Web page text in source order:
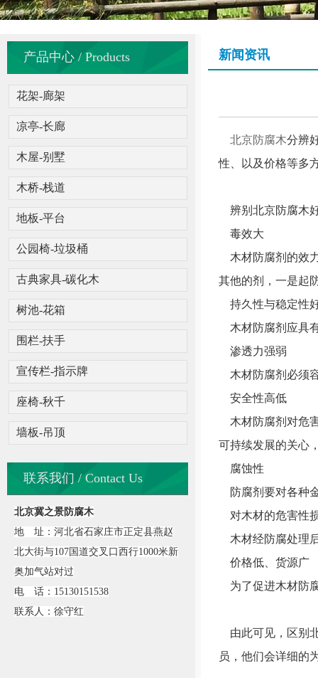
产品中心 / Products
花架-廊架
凉亭-长廊
木屋-别墅
木桥-栈道
地板-平台
公园椅-垃圾桶
古典家具-碳化木
树池-花箱
围栏-扶手
宣传栏-指示牌
座椅-秋千
墙板-吊顶
联系我们 / Contact Us
北京冀之景防腐木
地 址：河北省石家庄市正定县燕赵
北大街与107国道交叉口西行1000米新
奥加气站对过
电 话：15130151538
联系人：徐守红
新闻资讯
北京防腐木分辨
性、以及价格等多
辨别北京防腐木
毒效大
木材防腐剂的效
其他的剂，一是起
持久性与稳定性
木材防腐剂应具
渗透力强弱
木材防腐剂必须
安全性高低
木材防腐剂对危
可持续发展的关心
腐蚀性
防腐剂要对各种
对木材的危害性
木材经防腐处理
价格低、货源广
为了促进木材防
由此可见，区别
员，他们会详细的